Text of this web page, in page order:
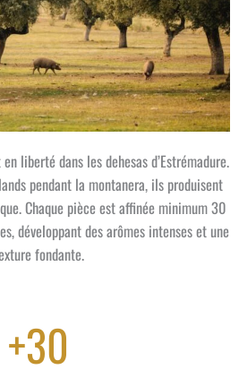
liberté dans les dehesas d’Estrémadure.
pendant la montanera, ils produisent
Chaque pièce est affinée minimum 30
développant des arômes intenses et une
fondante.
+30